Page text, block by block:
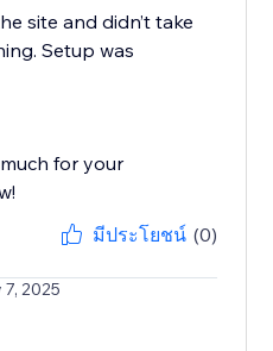
site and didn’t take
Setup was
for your
มีประโยชน์ (0)
2025